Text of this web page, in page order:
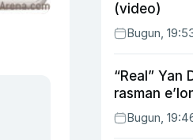
(video)
Bugun,
“Real” Yan
rasman
Bugun,